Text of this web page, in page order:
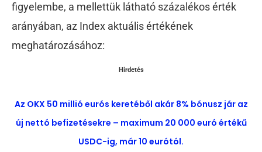
figyelembe, a mellettük látható százalékos érték
arányában, az Index aktuális értékének
meghatározásához:
Hirdetés
Az OKX 50 millió eurós keretéből akár 8% bónusz jár az
új nettó befizetésekre – maximum 20 000 euró értékű
USDC-ig, már 10 eurótól.